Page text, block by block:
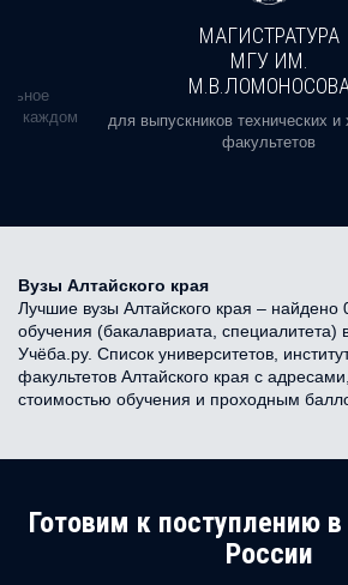
в каждом
МАГИСТРАТУРА
МГУ ИМ.
для выпускников технических и
факультетов
Вузы Алтайского края
Лучшие вузы Алтайского края – найдено
обучения (бакалавриата, специалитета)
Учёба.ру. Список университетов,
факультетов Алтайского края с
стоимостью обучения и проходным
Готовим к поступлению
России